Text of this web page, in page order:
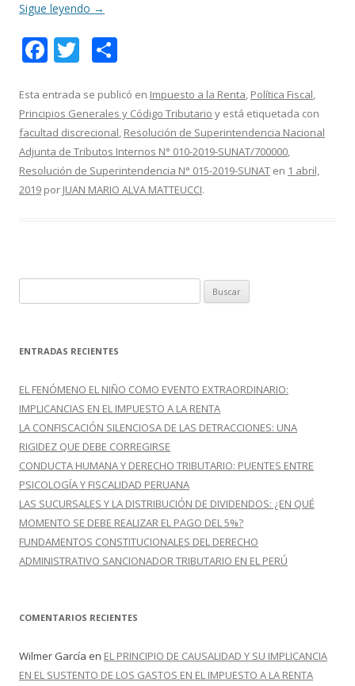
Sigue leyendo →
F
e
b
o
o
k
T
itt
er
m
p
ar
ti
r
Esta entrada se publicó en Impuesto a la Renta, Política Fiscal,
Principios Generales y Código Tributario y está etiquetada con
facultad discrecional, Resolución de Superintendencia Nacional
Adjunta de Tributos Internos N° 010-2019-SUNAT/700000,
Resolución de Superintendencia N° 015-2019-SUNAT en 1 abril,
2019 por JUAN MARIO ALVA MATTEUCCI.
u
c
r
:
ENTRADAS RECIENTES
EL FENÓMENO EL NIÑO COMO EVENTO EXTRAORDINARIO:
IMPLICANCIAS EN EL IMPUESTO A LA RENTA
LA CONFISCACIÓN SILENCIOSA DE LAS DETRACCIONES: UNA
RIGIDEZ QUE DEBE CORREGIRSE
CONDUCTA HUMANA Y DERECHO TRIBUTARIO: PUENTES ENTRE
PSICOLOGÍA Y FISCALIDAD PERUANA
LAS SUCURSALES Y LA DISTRIBUCIÓN DE DIVIDENDOS: ¿EN QUÉ
MOMENTO SE DEBE REALIZAR EL PAGO DEL 5%?
FUNDAMENTOS CONSTITUCIONALES DEL DERECHO
ADMINISTRATIVO SANCIONADOR TRIBUTARIO EN EL PERÚ
COMENTARIOS RECIENTES
Wilmer García en EL PRINCIPIO DE CAUSALIDAD Y SU IMPLICANCIA
EN EL SUSTENTO DE LOS GASTOS EN EL IMPUESTO A LA RENTA